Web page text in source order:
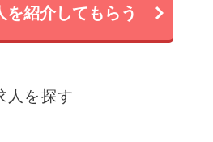
を紹介してもらう
人を探す